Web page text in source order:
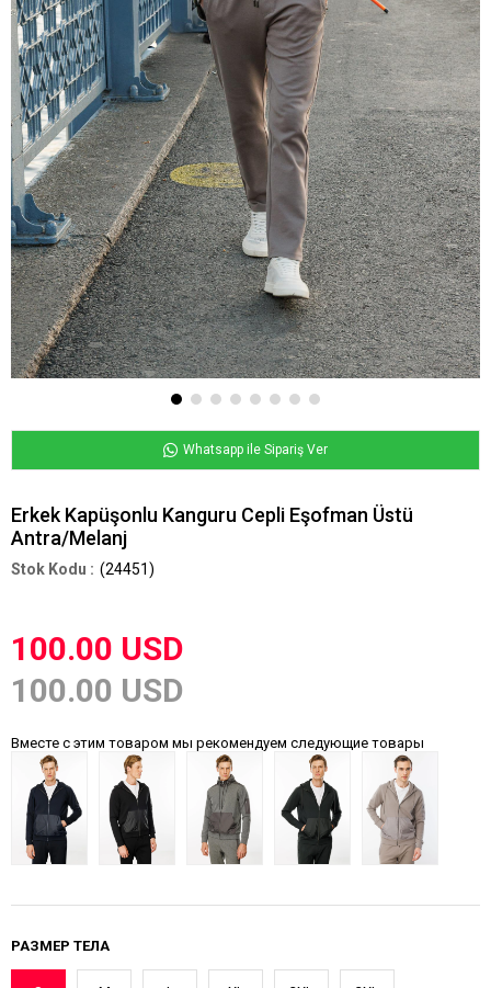
Whatsapp ile Sipariş Ver
Erkek Kapüşonlu Kanguru Cepli Eşofman Üstü
Antra/Melanj
(24451)
100.00 USD
100.00 USD
Вместе с этим товаром мы рекомендуем следующие товары
РАЗМЕР ТЕЛА